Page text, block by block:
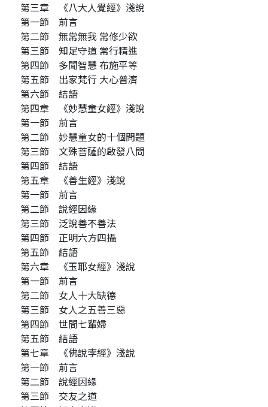
第三章 《八大人覺經》淺說
第一節 前言
第二節 無常無我 常修少欲
第三節 知足守道 常行精進
第四節 多聞智慧 布施平等
第五節 出家梵行 大心普濟
第六節 結語
第四章 《妙慧童女經》淺說
第一節 前言
第二節 妙慧童女的十個問題
第三節 文殊菩薩的啟發八問
第四節 結語
第五章 《善生經》淺說
第一節 前言
第二節 說經因緣
第三節 泛說善不善法
第四節 正明六方四攝
第五節 結語
第六章 《玉耶女經》淺說
第一節 前言
第二節 女人十大缺德
第三節 女人之五善三惡
第四節 世間七輩婦
第五節 結語
第七章 《佛說孛經》淺說
第一節 前言
第二節 說經因緣
第三節 交友之道